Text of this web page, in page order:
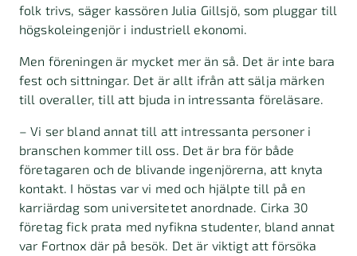
folk trivs, säger kassören Julia Gillsjö, som pluggar till
högskoleingenjör i industriell ekonomi.
Men föreningen är mycket mer än så. Det är inte bara
fest och sittningar. Det är allt ifrån att sälja märken
till overaller, till att bjuda in intressanta föreläsare.
– Vi ser bland annat till att intressanta personer i
branschen kommer till oss. Det är bra för både
företagaren och de blivande ingenjörerna, att knyta
kontakt. I höstas var vi med och hjälpte till på en
karriärdag som universitetet anordnade. Cirka 30
företag fick prata med nyfikna studenter, bland annat
var Fortnox där på besök. Det är viktigt att försöka